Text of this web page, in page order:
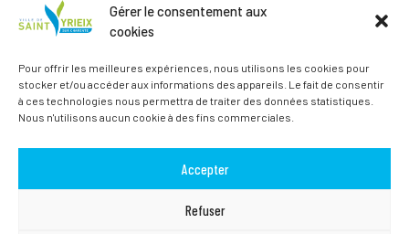
Gérer le consentement aux
cookies
Pour offrir les meilleures expériences, nous utilisons les cookies pour
stocker et/ou accéder aux informations des appareils. Le fait de consentir
à ces technologies nous permettra de traiter des données statistiques.
Nous n'utilisons aucun cookie à des fins commerciales.
Accepter
Refuser
JE M'ABONNE
Alternative: